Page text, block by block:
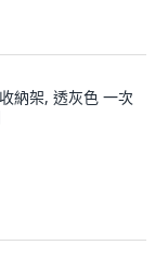
納架, 透灰色 一次